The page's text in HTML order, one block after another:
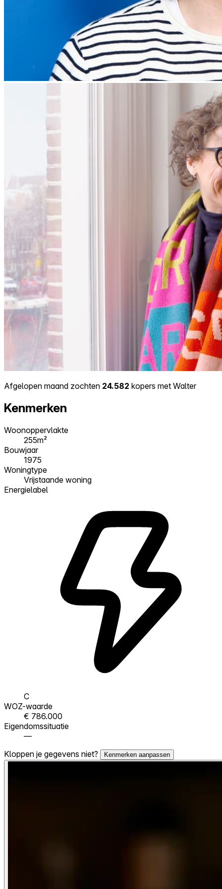
Afgelopen maand zochten 24.582 kopers met Walter
Kenmerken
Woonoppervlakte
255m²
Bouwjaar
1975
Woningtype
Vrijstaande woning
Energielabel
C
WOZ-waarde
€ 786.000
Eigendomssituatie
—
Kloppen je gegevens niet?
Kenmerken aanpassen